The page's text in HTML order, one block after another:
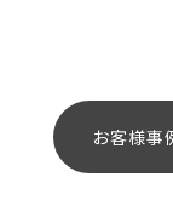
お客様事